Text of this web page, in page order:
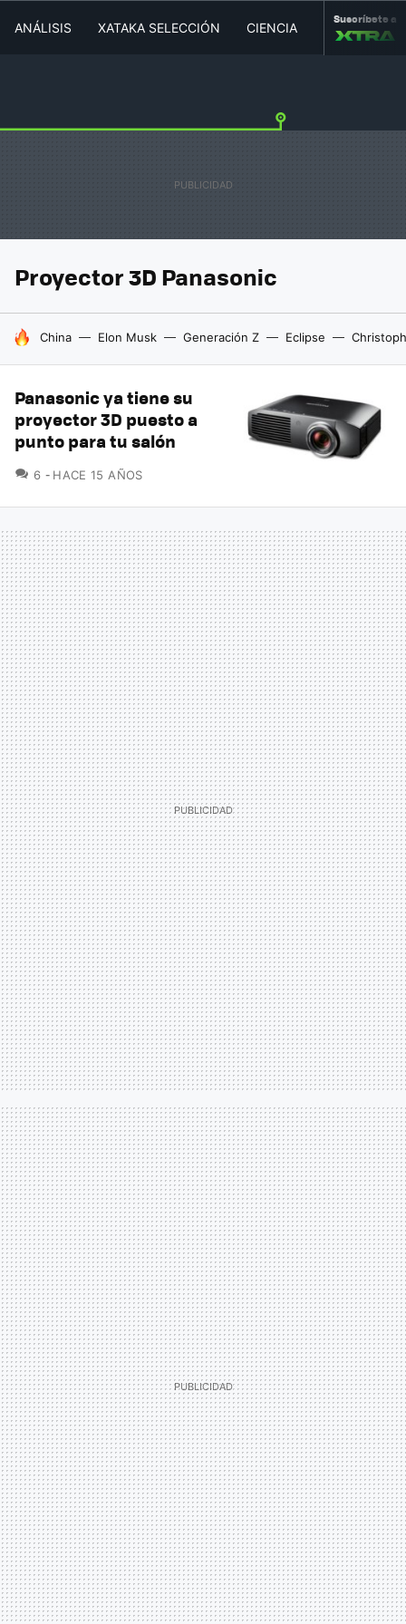
ANÁLISIS XATAKA SELECCIÓN CIENCIA MOVILIDAD
Suscríbete a
Proyector 3D Panasonic
HOY SE HABLA DE
China Elon Musk Generación Z Eclipse
Panasonic ya tiene su
proyector 3D puesto a
punto para tu salón
6 COMENTARIOS
HACE 15 AÑOS